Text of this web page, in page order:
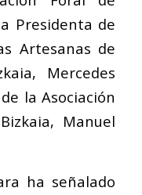
Presidenta de
Artesanas de
Mercedes
la Asociación
Manuel
ha señalado